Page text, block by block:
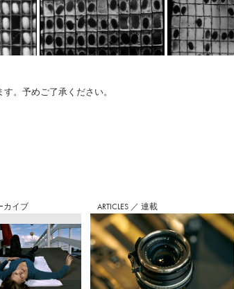
。予めご了承ください。
カイブ ARTICLES ／ 連載